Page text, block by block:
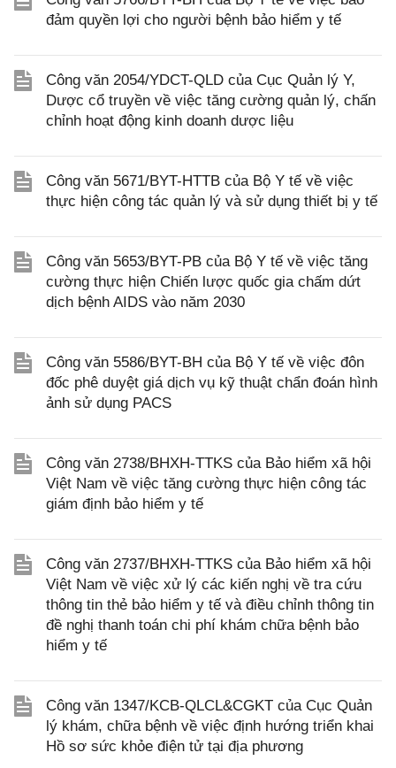
đảm quyền lợi cho người bệnh bảo hiểm y tế
Công văn 2054/YDCT-QLD của Cục Quản lý Y,
Dược cổ truyền về việc tăng cường quản lý, chấn
chỉnh hoạt động kinh doanh dược liệu
Công văn 5671/BYT-HTTB của Bộ Y tế về việc
thực hiện công tác quản lý và sử dụng thiết bị y tế
Công văn 5653/BYT-PB của Bộ Y tế về việc tăng
cường thực hiện Chiến lược quốc gia chấm dứt
dịch bệnh AIDS vào năm 2030
Công văn 5586/BYT-BH của Bộ Y tế về việc đôn
đốc phê duyệt giá dịch vụ kỹ thuật chẩn đoán hình
ảnh sử dụng PACS
Công văn 2738/BHXH-TTKS của Bảo hiểm xã hội
Việt Nam về việc tăng cường thực hiện công tác
giám định bảo hiểm y tế
Công văn 2737/BHXH-TTKS của Bảo hiểm xã hội
Việt Nam về việc xử lý các kiến nghị về tra cứu
thông tin thẻ bảo hiểm y tế và điều chỉnh thông tin
đề nghị thanh toán chi phí khám chữa bệnh bảo
hiểm y tế
Công văn 1347/KCB-QLCL&CGKT của Cục Quản
lý khám, chữa bệnh về việc định hướng triển khai
Hồ sơ sức khỏe điện tử tại địa phương